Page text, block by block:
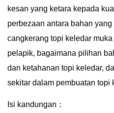
kesan yang ketara kepada
perbezaan antara bahan
cangkerang topi keledar
pelapik, bagaimana pilihan
dan ketahanan topi keledar,
sekitar dalam pembuatan topi
Isi kandungan：